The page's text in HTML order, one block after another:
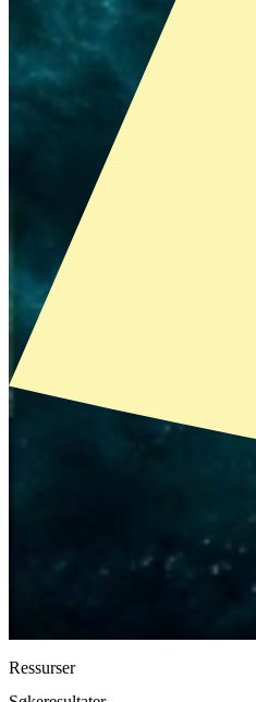
Ressurser